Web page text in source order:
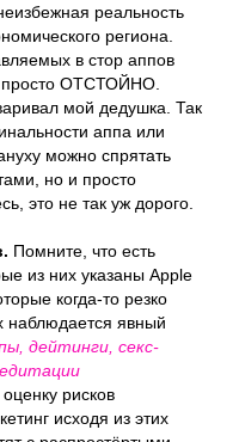
реальность
региона.
в стор аппов
просто ОТСТОЙНО.
мой дедушка. Так
аппа или
можно спрятать
но и просто
это не так уж дорого.
Помните, что есть
из них указаны Apple
когда-то резко
наблюдается явный
дейтинги, секс-
рисков
исходя из этих